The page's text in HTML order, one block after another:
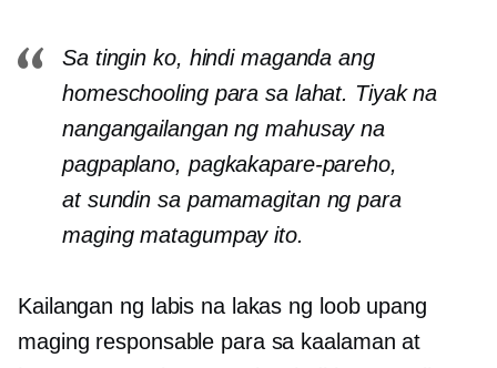
Sa tingin ko, hindi maganda ang
homeschooling para sa lahat. Tiyak na
nangangailangan ng mahusay na
pagpaplano, pagkakapare-pareho,
at sundin sa pamamagitan ng para
maging matagumpay ito.
Kailangan ng labis na lakas ng loob upang
maging responsable para sa kaalaman at